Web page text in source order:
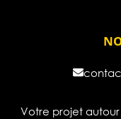
Votre projet